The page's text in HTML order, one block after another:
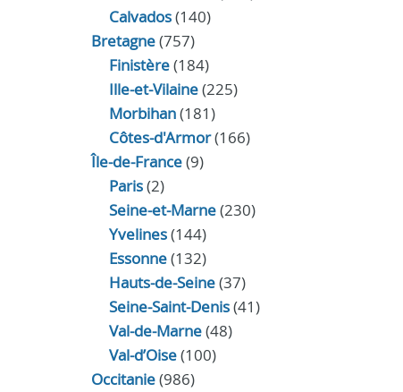
Calvados(140)
Bretagne(757)
Finistère(184)
Ille-et-Vilaine(225)
Morbihan(181)
Côtes-d'Armor(166)
Île-de-France(9)
Paris(2)
Seine-et-Marne(230)
Yvelines(144)
Essonne(132)
Hauts-de-Seine(37)
Seine-Saint-Denis(41)
Val-de-Marne(48)
Val-d’Oise(100)
Occitanie(986)